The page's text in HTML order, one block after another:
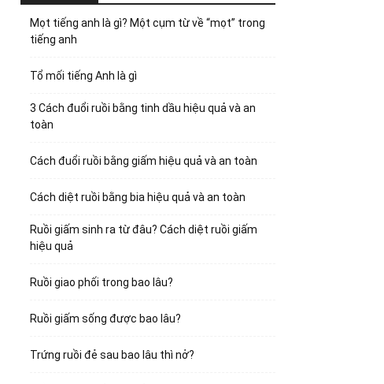
Mọt tiếng anh là gì? Một cụm từ về “mọt” trong
tiếng anh
Tổ mối tiếng Anh là gì
3 Cách đuổi ruồi bằng tinh dầu hiệu quả và an
toàn
Cách đuổi ruồi bằng giấm hiệu quả và an toàn
Cách diệt ruồi bằng bia hiệu quả và an toàn
Ruồi giấm sinh ra từ đâu? Cách diệt ruồi giấm
hiệu quả
Ruồi giao phối trong bao lâu?
Ruồi giấm sống được bao lâu?
Trứng ruồi đẻ sau bao lâu thì nở?